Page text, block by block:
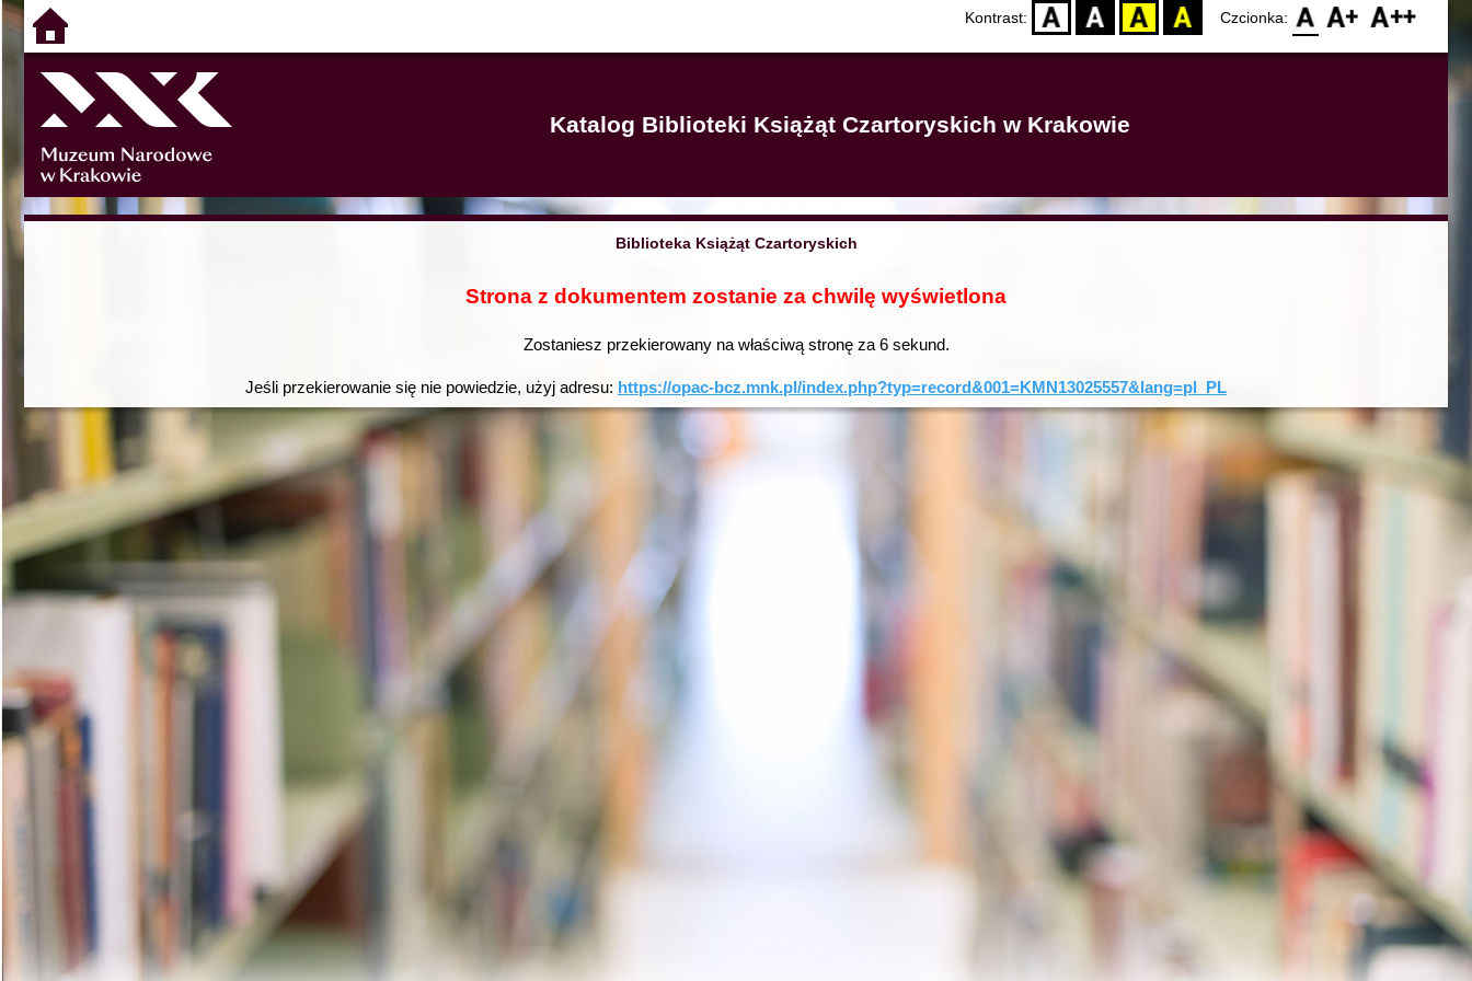
Kontrast: D BW YB BY Czcionka: F0 F1 F2
Katalog Biblioteki Książąt Czartoryskich w Krakowie
Biblioteka Książąt Czartoryskich
Strona z dokumentem zostanie za chwilę wyświetlona
Zostaniesz przekierowany na właściwą stronę za 6sekund.
Jeśli przekierowanie się nie powiedzie, użyj adresu: https://opac-bcz.mnk.pl/index.php?typ=record&001=KMN13025557&lang=pl_PL